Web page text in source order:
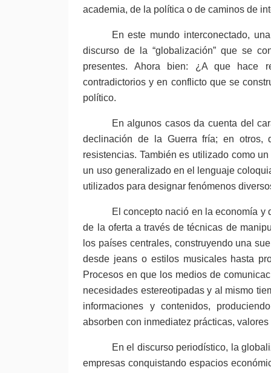
academia, de la política o de caminos de
En este mundo interconectado,
discurso de la “globalización” que se
presentes. Ahora bien: ¿A que hace
contradictorios y en conflicto que se
político.
En algunos casos da cuenta del
declinación de la Guerra fría; en otros,
resistencias. También es utilizado como
un uso generalizado en el lenguaje
utilizados para designar fenómenos
El concepto nació en la economía
de la oferta a través de técnicas de
los países centrales, construyendo una
desde jeans o estilos musicales hasta
Procesos en que los medios de
necesidades estereotipadas y al mismo
informaciones y contenidos,
absorben con inmediatez prácticas,
En el discurso periodístico, la
empresas conquistando espacios